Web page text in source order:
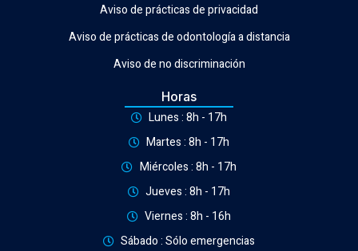
Aviso de prácticas de privacidad
Aviso de prácticas de odontología a distancia
Aviso de no discriminación
Horas
Lunes : 8h - 17h
Martes : 8h - 17h
Miércoles : 8h - 17h
Jueves : 8h - 17h
Viernes : 8h - 16h
Sábado : Sólo emergencias